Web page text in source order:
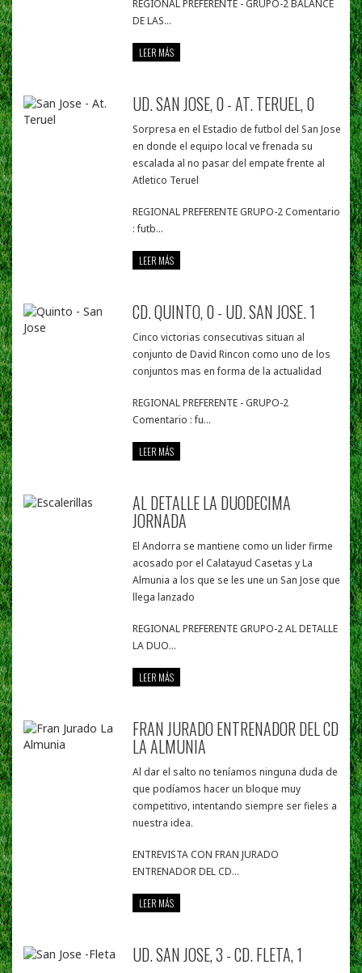
REGIONAL PREFERENTE - GRUPO-2 BALANCE
DE LAS...
LEER MÁS
UD. SAN JOSE, 0 - AT. TERUEL, 0
Sorpresa en el Estadio de futbol del San Jose
en donde el equipo local ve frenada su
escalada al no pasar del empate frente al
Atletico Teruel
REGIONAL PREFERENTE GRUPO-2 Comentario
: futb...
LEER MÁS
CD. QUINTO, 0 - UD. SAN JOSE. 1
Cinco victorias consecutivas situan al
conjunto de David Rincon como uno de los
conjuntos mas en forma de la actualidad
REGIONAL PREFERENTE - GRUPO-2
Comentario : fu...
LEER MÁS
AL DETALLE LA DUODECIMA
JORNADA
El Andorra se mantiene como un lider firme
acosado por el Calatayud Casetas y La
Almunia a los que se les une un San Jose que
llega lanzado
REGIONAL PREFERENTE GRUPO-2 AL DETALLE
LA DUO...
LEER MÁS
FRAN JURADO ENTRENADOR DEL CD
LA ALMUNIA
Al dar el salto no teníamos ninguna duda de
que podíamos hacer un bloque muy
competitivo, intentando siempre ser fieles a
nuestra idea.
ENTREVISTA CON FRAN JURADO
ENTRENADOR DEL CD...
LEER MÁS
UD. SAN JOSE, 3 - CD. FLETA, 1